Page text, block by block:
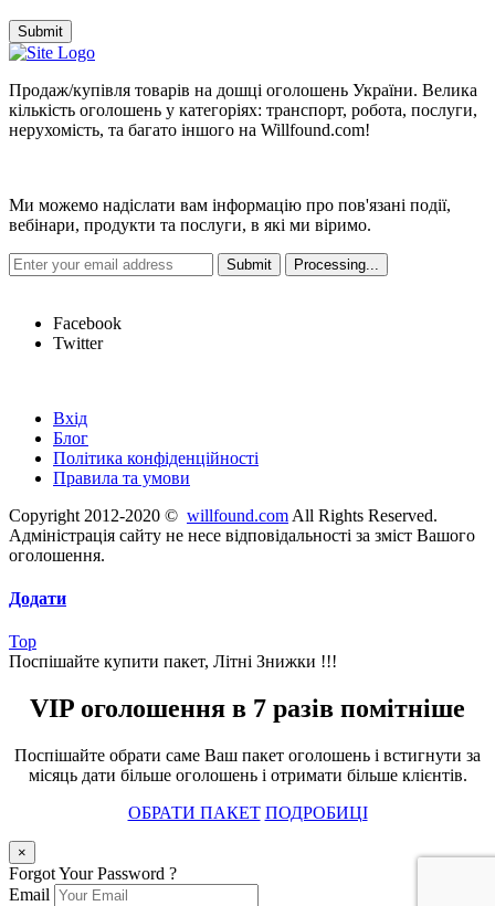
Submit
Продаж/купівля товарів на дошці оголошень України. Велика
кількість оголошень у категоріях: транспорт, робота, послуги,
нерухомість, та багато іншого на Willfound.com!
Ми можемо надіслати вам інформацію про пов'язані події,
вебінари, продукти та послуги, в які ми віримо.
Facebook
Twitter
Вхід
Блог
Політика конфіденційності
Правила та умови
Copyright 2012-2020 © willfound.com All Rights Reserved.
Адміністрація сайту не несе відповідальності за зміст Вашого
оголошення.
Додати
Top
Поспішайте купити пакет, Літні Знижки !!!
VIP оголошення в 7 разів помітніше
Поспішайте обрати саме Ваш пакет оголошень і встигнути за
місяць дати більше оголошень і отримати більше клієнтів.
ОБРАТИ ПАКЕТ ПОДРОБИЦІ
×
Forgot Your Password ?
Email